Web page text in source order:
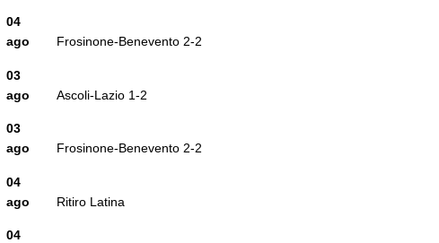
04
ago
Frosinone-Benevento 2-2
03
ago
Ascoli-Lazio 1-2
03
ago
Frosinone-Benevento 2-2
04
ago
Ritiro Latina
04